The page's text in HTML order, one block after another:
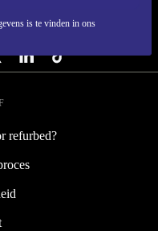
is te vinden in ons
refurbed?